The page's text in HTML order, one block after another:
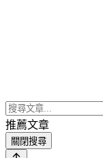
推薦文章
關閉搜尋